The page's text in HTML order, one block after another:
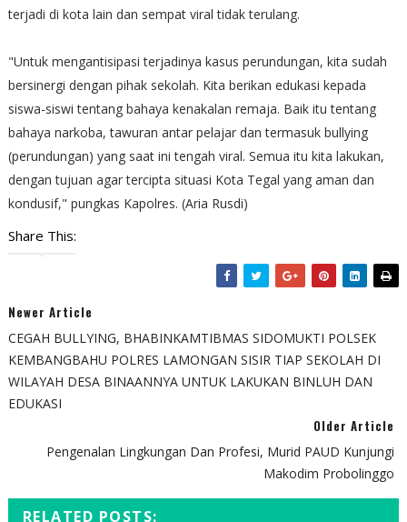
terjadi di kota lain dan sempat viral tidak terulang.
"Untuk mengantisipasi terjadinya kasus perundungan, kita sudah
bersinergi dengan pihak sekolah. Kita berikan edukasi kepada
siswa-siswi tentang bahaya kenakalan remaja. Baik itu tentang
bahaya narkoba, tawuran antar pelajar dan termasuk bullying
(perundungan) yang saat ini tengah viral. Semua itu kita lakukan,
dengan tujuan agar tercipta situasi Kota Tegal yang aman dan
kondusif," pungkas Kapolres. (Aria Rusdi)
Share This:
Newer Article
CEGAH BULLYING, BHABINKAMTIBMAS SIDOMUKTI POLSEK
KEMBANGBAHU POLRES LAMONGAN SISIR TIAP SEKOLAH DI
WILAYAH DESA BINAANNYA UNTUK LAKUKAN BINLUH DAN
EDUKASI
Older Article
Pengenalan Lingkungan Dan Profesi, Murid PAUD Kunjungi
Makodim Probolinggo
RELATED POSTS: